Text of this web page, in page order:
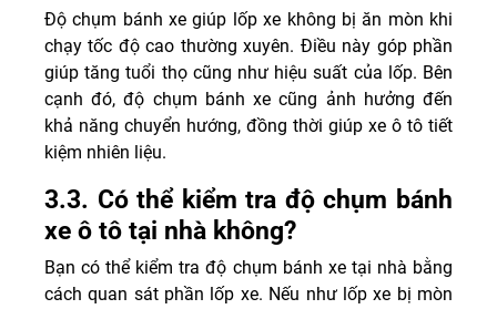
Độ chụm bánh xe giúp lốp xe không bị ăn mòn khi
chạy tốc độ cao thường xuyên. Điều này góp phần
giúp tăng tuổi thọ cũng như hiệu suất của lốp. Bên
cạnh đó, độ chụm bánh xe cũng ảnh hưởng đến
khả năng chuyển hướng, đồng thời giúp xe ô tô tiết
kiệm nhiên liệu.
3.3. Có thể kiểm tra độ chụm bánh
xe ô tô tại nhà không?
Bạn có thể kiểm tra độ chụm bánh xe tại nhà bằng
cách quan sát phần lốp xe. Nếu như lốp xe bị mòn